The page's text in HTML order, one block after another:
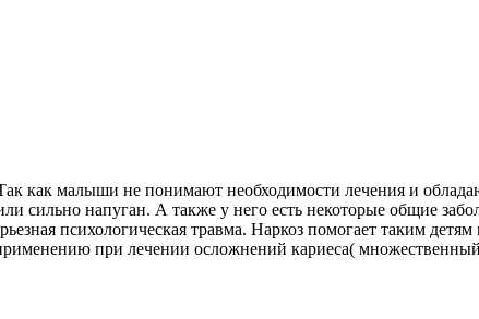
как малыши не понимают необходимости лечения и
сильно напуган. А также у него есть некоторые общие
психологическая травма. Наркоз помогает таким детям
при лечении осложнений кариеса(